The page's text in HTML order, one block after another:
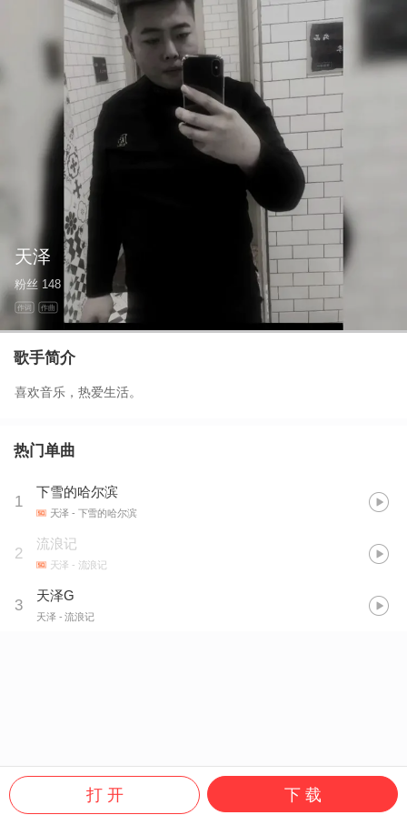
天泽
粉丝 148
作词 作曲
歌手简介
喜欢音乐，热爱生活。
热门单曲
1
下雪的哈尔滨
天泽 - 下雪的哈尔滨
2
流浪记
天泽 - 流浪记
3
天泽G
天泽- 流浪记
打 开 下 载